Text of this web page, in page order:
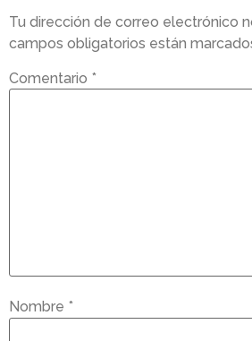
Tu dirección de correo electrónico
campos obligatorios están
Comentario *
Nombre *